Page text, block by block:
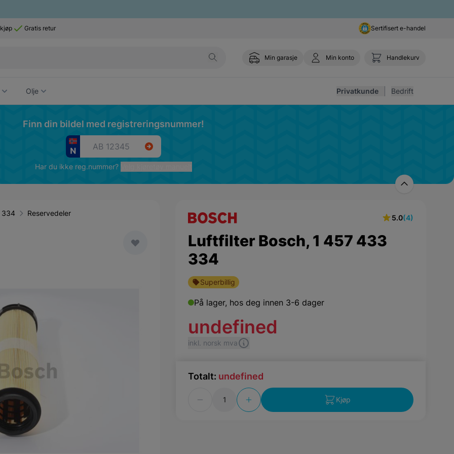
Gratis retur Sertifisert e-handel
Min garasje Min konto Handlekurv
Olje Privatkunde Bedrift
Finn din bildel med registreringsnummer!
Har du ikke reg.nummer?
334 Reservedeler
5.0(4)
Luftfilter Bosch, 1 457 433
334
Superbillig
På lager, hos deg innen 3-6 dager
Totalt: undefined
Kjøp
undefined
inkl. norsk mva